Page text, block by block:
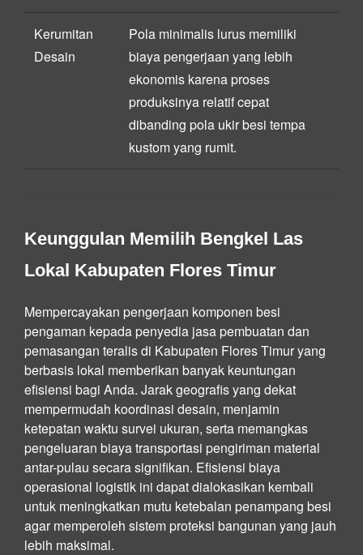
Kerumitan
Desain
Pola minimalis lurus memiliki
biaya pengerjaan yang lebih
ekonomis karena proses
produksinya relatif cepat
dibanding pola ukir besi tempa
kustom yang rumit.
Keunggulan Memilih Bengkel Las
Lokal Kabupaten Flores Timur
Mempercayakan pengerjaan komponen besi
pengaman kepada penyedia jasa pembuatan dan
pemasangan teralis di Kabupaten Flores Timur yang
berbasis lokal memberikan banyak keuntungan
efisiensi bagi Anda. Jarak geografis yang dekat
mempermudah koordinasi desain, menjamin
ketepatan waktu survei ukuran, serta memangkas
pengeluaran biaya transportasi pengiriman material
antar-pulau secara signifikan. Efisiensi biaya
operasional logistik ini dapat dialokasikan kembali
untuk meningkatkan mutu ketebalan penampang besi
agar memperoleh sistem proteksi bangunan yang jauh
lebih maksimal.